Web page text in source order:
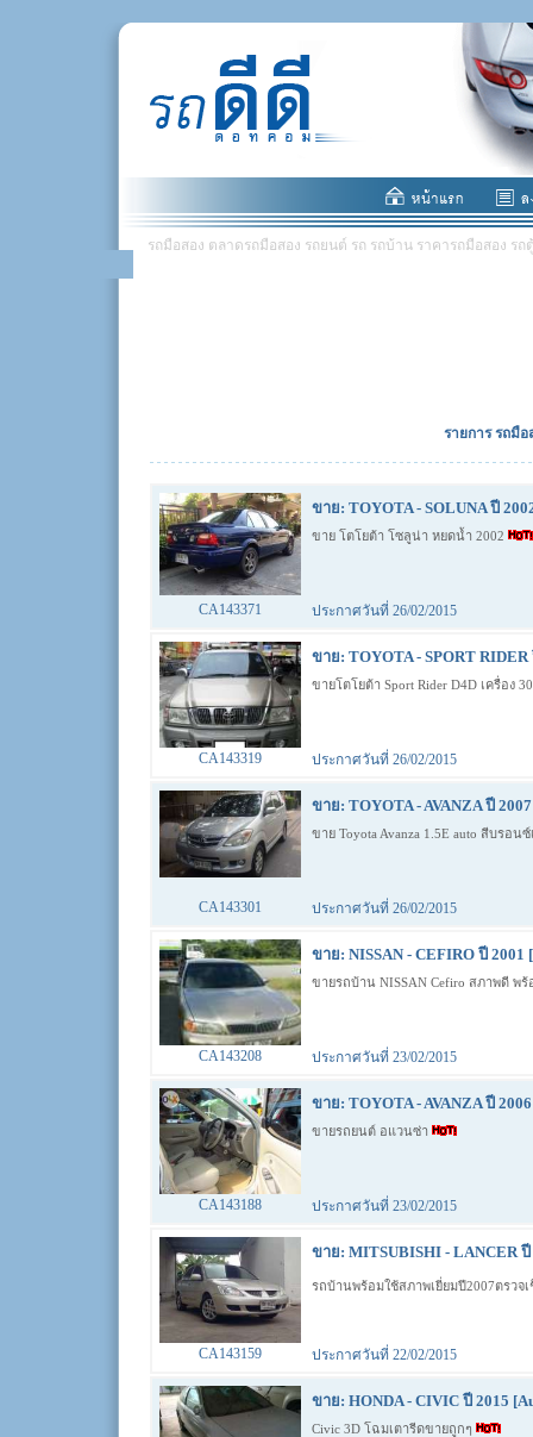
รถมือสอง ตลาดรถมือสอง รถยนต์ รถ รถบ้าน ราคารถมือสอง รถ
รายการ รถมื
ขาย: TOYOTA - SOLUNA ปี
ขาย โตโยต้า โซลูน่า หยดน้ำ 2002
CA143371 ประกาศวันที่ 26/02/2015
ขาย: TOYOTA - SPORT RIDER
ขายโตโยต้า Sport Rider D4D เครื่อง
CA143319 ประกาศวันที่ 26/02/2015
ขาย: TOYOTA - AVANZA ปี
ขาย Toyota Avanza 1.5E auto สีบรอน
CA143301 ประกาศวันที่ 26/02/2015
ขาย: NISSAN - CEFIRO ปี 2001
ขายรถบ้าน NISSAN Cefiro สภาพดี พ
CA143208 ประกาศวันที่ 23/02/2015
ขาย: TOYOTA - AVANZA ปี
ขายรถยนต์ อแวนซ่า
CA143188 ประกาศวันที่ 23/02/2015
ขาย: MITSUBISHI - LANCER ปี
รถบ้านพร้อมใช้สภาพเยี่ยมปี2007ตรวจ
CA143159 ประกาศวันที่ 22/02/2015
ขาย: HONDA - CIVIC ปี 2015
Civic 3D โฉมเตารีดขายถูกๆ